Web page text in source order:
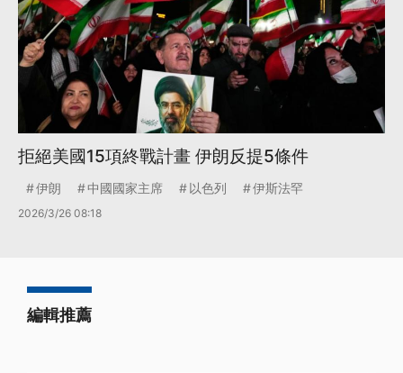
拒絕美國15項終戰計畫 伊朗反提5條件
伊朗 中國國家主席 以色列 伊斯法罕
2026/3/26 08:18
編輯推薦